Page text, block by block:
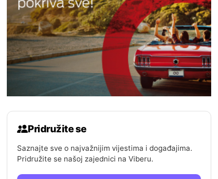
Pridružite se
Saznajte sve o najvažnijim vijestima i događajima.
Pridružite se našoj zajednici na Viberu.